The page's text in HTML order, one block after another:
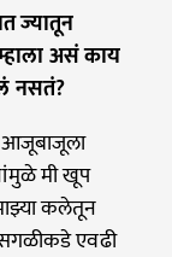
ज्यातून
असं काय
नसतं?
आजूबाजूला
मी खूप
कलेतून
सगळीकडे एवढी